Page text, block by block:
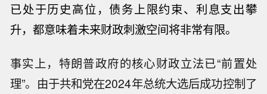
已处于历史高位，债务上限约束、利息支出攀
升，都意味着未来财政刺激空间将非常有限。
事实上，特朗普政府的核心财政立法已“前置处
理”。由于共和党在2024年总统大选后成功控制了